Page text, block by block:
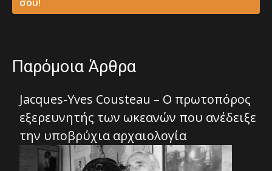
σου!
Παρόμοια Άρθρα
Jacques-Yves Cousteau – Ο πρωτοπόρος
εξερευνητής των ωκεανών που ανέδειξε
την υποβρύχια αρχαιολογία